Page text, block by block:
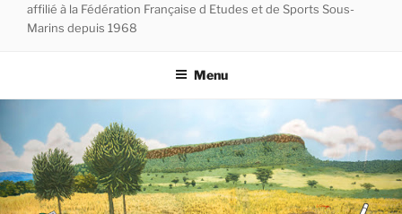
affilié à la Fédération Française d Etudes et de Sports Sous-
Marins depuis 1968
Menu